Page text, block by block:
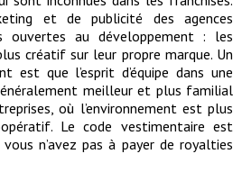
et de publicité des agences
ouvertes au développement : les
créatif sur leur propre marque. Un
est que l’esprit d’équipe dans une
meilleur et plus familial
où l’environnement est plus
Le code vestimentaire est
n’avez pas à payer de royalties